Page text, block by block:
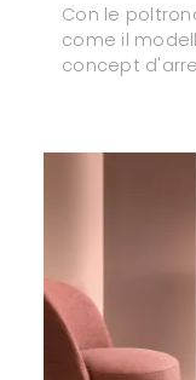
Con le
come il
concept